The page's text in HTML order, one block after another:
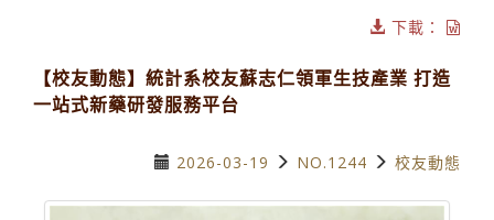
下載：
【校友動態】統計系校友蘇志仁領軍生技產業 打造
一站式新藥研發服務平台
2026-03-19 NO.1244 校友動態